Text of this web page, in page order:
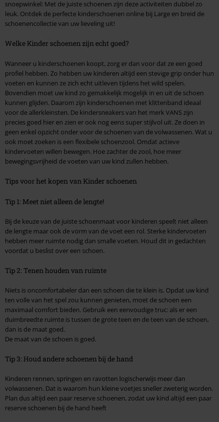
snoepwinkel: Met de juiste schoenen zijn deze activiteiten dubbel zo
leuk. Ontdek de perfecte kinderschoenen online bij Large en breid de
schoenencollectie van uw lieveling uit!
Welke Kinder schoenen zijn echt goed?
Wanneer u kinderschoenen koopt, zorg er dan voor dat ze een goed
profiel hebben. Zo hebben uw kinderen altijd een stevige grip onder hun
voeten en kunnen ze zich echt uitleven tijdens het wild spelen.
Bovendien moet uw kind zo gemakkelijk mogelijk in en uit de schoen
kunnen glijden. Daarom zijn kinderschoenen met klittenband ideaal
voor de allerkleinsten. De kindersneakers van het merk VANS zijn
precies goed hier en zien er ook nog eens super stijlvol uit. Ze doen in
geen enkel opzicht onder voor de schoenen van de volwassenen. Wat u
ook moet zoeken is een flexibele schoenzool. Omdat actieve
kindervoeten willen bewegen. Hoe zachter de zool, hoe meer
bewegingsvrijheid de voeten van uw kind zullen hebben.
Tips voor het kopen van Kinder schoenen
Tip 1: Meet niet alleen de lengte!
Bij de keuze van de juiste schoenmaat voor kinderen speelt niet alleen
de lengte maar ook de vorm van de voet een rol. Sterke kindervoeten
hebben meer ruimte nodig dan smalle voeten. Houd dit in gedachten
voordat u beslist over een schoen.
Tip 2: Tenen houden van ruimte
Niets is oncomfortabeler dan een schoen die te klein is. Opdat uw kind
ten volle van het spel zou kunnen genieten, moet de schoen een
maximaal comfort bieden. Gebruik een eenvoudige truc: als er een
duimbreedte ruimte is tussen de grote teen en de teen van de schoen,
dan is de maat goed.
De maat van de schoen is goed.
Tip 3: Houd andere schoenen bij de hand
Kinderen rennen, springen en ravotten logischerwijs meer dan
volwassenen. Dat is waarom hun kleine voetjes sneller zweterig worden.
Plan dus altijd een paar reserve schoenen, zodat uw kind altijd een paar
reserve schoenen bij de hand heeft